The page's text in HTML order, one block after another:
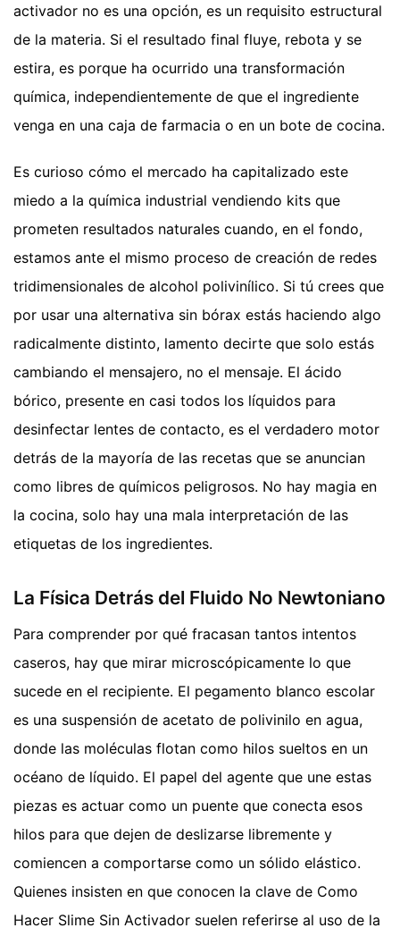
activador no es una opción, es un requisito estructural
de la materia. Si el resultado final fluye, rebota y se
estira, es porque ha ocurrido una transformación
química, independientemente de que el ingrediente
venga en una caja de farmacia o en un bote de cocina.
Es curioso cómo el mercado ha capitalizado este
miedo a la química industrial vendiendo kits que
prometen resultados naturales cuando, en el fondo,
estamos ante el mismo proceso de creación de redes
tridimensionales de alcohol polivinílico. Si tú crees que
por usar una alternativa sin bórax estás haciendo algo
radicalmente distinto, lamento decirte que solo estás
cambiando el mensajero, no el mensaje. El ácido
bórico, presente en casi todos los líquidos para
desinfectar lentes de contacto, es el verdadero motor
detrás de la mayoría de las recetas que se anuncian
como libres de químicos peligrosos. No hay magia en
la cocina, solo hay una mala interpretación de las
etiquetas de los ingredientes.
La Física Detrás del Fluido No Newtoniano
Para comprender por qué fracasan tantos intentos
caseros, hay que mirar microscópicamente lo que
sucede en el recipiente. El pegamento blanco escolar
es una suspensión de acetato de polivinilo en agua,
donde las moléculas flotan como hilos sueltos en un
océano de líquido. El papel del agente que une estas
piezas es actuar como un puente que conecta esos
hilos para que dejen de deslizarse libremente y
comiencen a comportarse como un sólido elástico.
Quienes insisten en que conocen la clave de Como
Hacer Slime Sin Activador suelen referirse al uso de la